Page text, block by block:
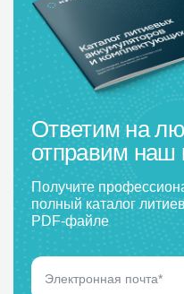
Ответим на
отправим наш
Получите
полный каталог
PDF-файле